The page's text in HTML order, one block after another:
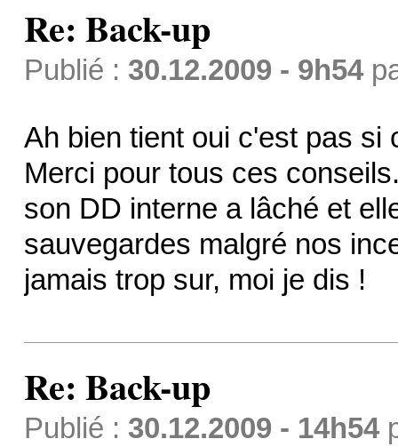
Re: Back-up
Publié : 30.12.2009 - 9h54
Ah bien tient oui c'est pas si
Merci pour tous ces
son DD interne a lâché et
sauvegardes malgré nos
jamais trop sur, moi je dis !
Re: Back-up
Publié : 30.12.2009 - 14h54